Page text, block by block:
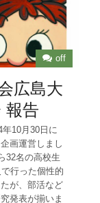
off
広島大
報告
10月30日に
画運営しまし
32名の高校生
行った個性的
が、部活など
発表が揃いま